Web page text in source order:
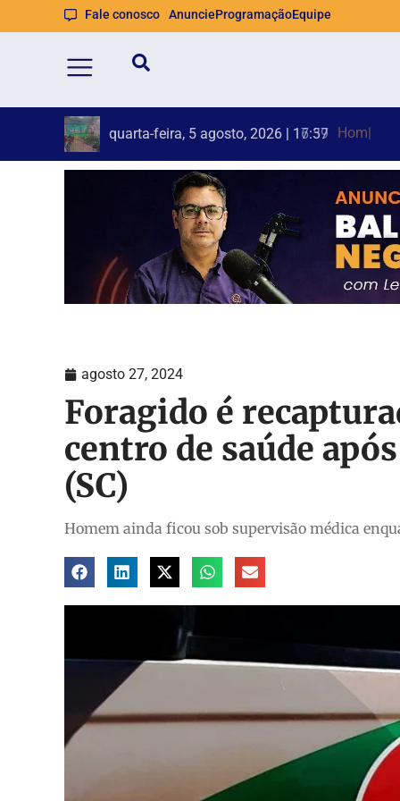
Fale conosco AnuncieProgramaçãoEquipe
quarta-feira, 5 agosto, 2026 | 16:59 Homem
Defesa
agosto 27, 2024
Foragido é
centro de saúde
(SC)
Homem ainda ficou sob supervisão médica